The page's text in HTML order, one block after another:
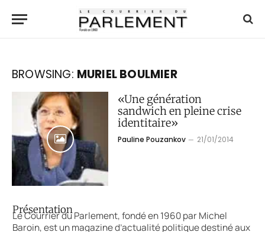
BROWSING: MURIEL BOULMIER
«Une génération
sandwich en pleine crise
identitaire»
Pauline Pouzankov 21/01/2014
Présentation
Le Courrier du Parlement, fondé en 1960 par Michel
Baroin, est un magazine d’actualité politique destiné aux